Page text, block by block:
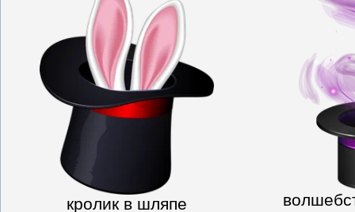
кролик в шляпе